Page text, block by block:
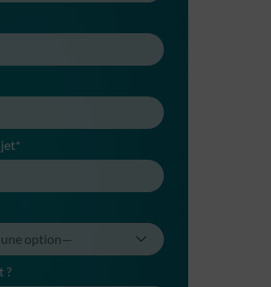
?